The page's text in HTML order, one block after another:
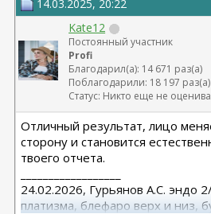
14.03.2025, 20:22
Kate12
Постоянный участник
Profi
Благодарил(а): 14 671 раз(а)
Поблагодарили: 18 197
Статус: Никто еще не
Отличный результат, лицо
сторону и становится
твоего отчета.
24.02.2026, Гурьянов А.С. эндо
платизма, блефаро верх и низ,